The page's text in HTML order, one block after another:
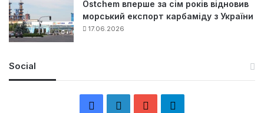
Ostchem вперше за сім років відновив
морський експорт карбаміду з України
17.06.2026
Social